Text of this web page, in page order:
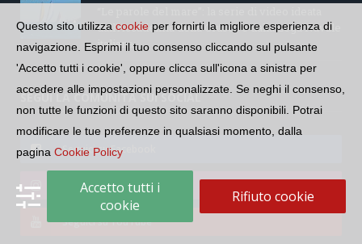
dall’Accademia della Crusca e dalla Lega Navale
italiana
SEGUI LA COMUNITÀ SUI SOCIAL
Seguici su Facebook
Seguici su Instagram
Seguici su YouTube
Questo sito utilizza cookie per fornirti la migliore esperienza di
navigazione. Esprimi il tuo consenso cliccando sul pulsante
'Accetto tutti i cookie', oppure clicca sull'icona a sinistra per
accedere alle impostazioni personalizzate. Se neghi il consenso,
non tutte le funzioni di questo sito saranno disponibili. Potrai
modificare le tue preferenze in qualsiasi momento, dalla
pagina Cookie Policy
Accetto tutti i
cookie
Rifiuto cookie